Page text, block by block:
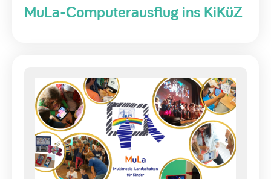
MuLa-Computerausflug ins KiKüZ